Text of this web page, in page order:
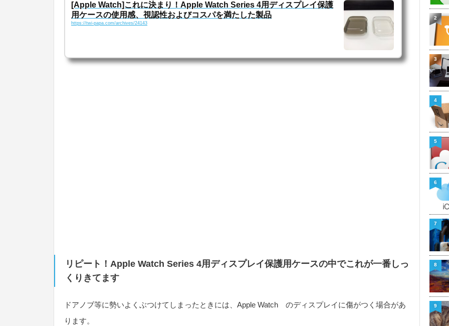
[Apple Watch]これに決まり！Apple Watch Series 4用ディスプレイ保護
用ケースの使用感、視認性およびコスパを満たした製品
https://twi-papa.com/archives/24143
リピート！Apple Watch Series 4用ディスプレイ保護用ケースの中でこれが一番しっ
くりきてます
ドアノブ等に勢いよくぶつけてしまったときには、Apple Watch のディスプレイに傷がつく場合があ
ります。
2
3
4
5
6
7
8
9